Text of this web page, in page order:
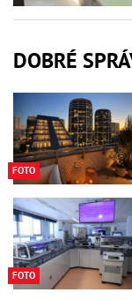
DOBRÉ
FOTO
FOTO